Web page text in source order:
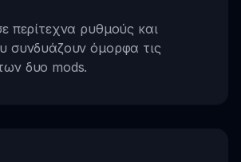
περίτεχνα ρυθμούς και
συνδυάζουν όμορφα τις
δυο mods.